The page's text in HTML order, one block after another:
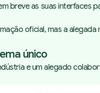
breve as suas
oficial, mas a
único
e um alegado